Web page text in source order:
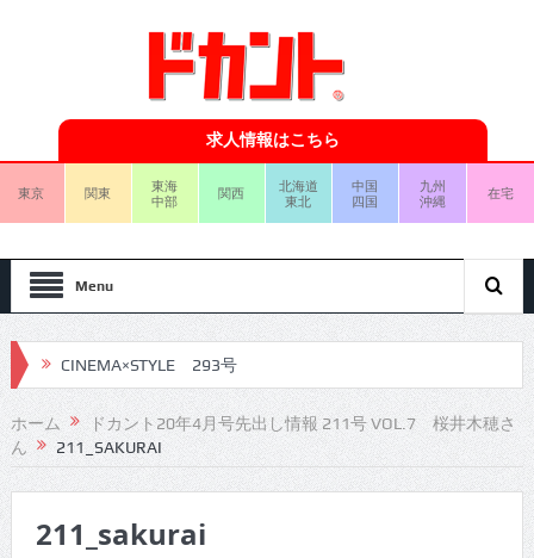
求人情報はこちら
東京 関東
東海
中部
関西
北海道
東北
中国
四国
九州
沖縄
在宅
Menu
CINEMA×STYLE 293号
CINEMA×STYLE 292号
CINEMA×STYLE 291号
CINEMA×STYLE 289号
ホーム
ドカント20年4月号先出し情報 211号 VOL.7 桜井木穂さ
ん
211_SAKURAI
211_sakurai